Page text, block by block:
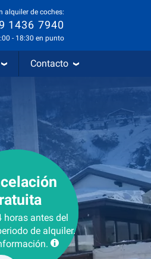
alquiler de coches:
1436 7940
- 18:30 en punto
Contacto
horas antes del
de alquiler.